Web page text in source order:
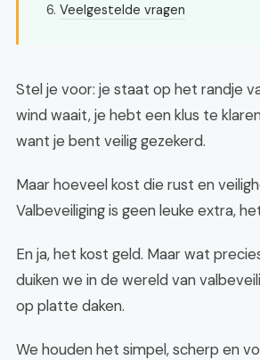
Veelgestelde vragen
Stel je voor: je staat op het randje
wind waait, je hebt een klus te
want je bent veilig gezekerd.
Maar hoeveel kost die rust en
Valbeveiliging is geen leuke extra,
En ja, het kost geld. Maar wat
duiken we in de wereld van
op platte daken.
We houden het simpel, scherp en